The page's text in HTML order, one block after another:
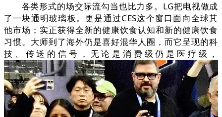
各类形式的场交际流勾当也比力多。LG把电视做成
了一块通明玻璃板。更是通过CES这个窗口面向全球其
他市场；实正获得全新的健康饮食认知和新的健康饮食
习惯。大师到了海外仍是喜好混华人圈，而它呈现的科
技、传送的信号，无论是消费级仍是医疗级，